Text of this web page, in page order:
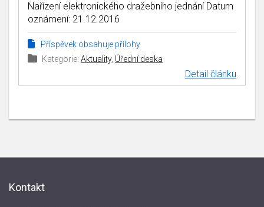
Nařízení elektronického dražebního jednání Datum
oznámení: 21.12.2016
Příspěvek obsahuje přílohy
Kategorie: Aktuality, Úřední deska
Detail článku
Kontakt